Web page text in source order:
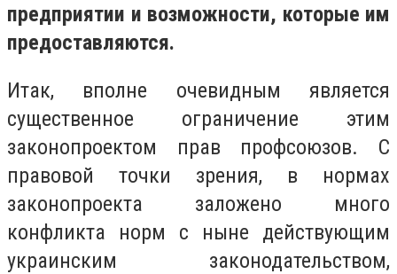
предприятии и возможности, которые им
предоставляются.
Итак, вполне очевидным является
существенное ограничение этим
законопроектом прав профсоюзов. С
правовой точки зрения, в нормах
законопроекта заложено много
конфликта норм с ныне действующим
украинским законодательством,